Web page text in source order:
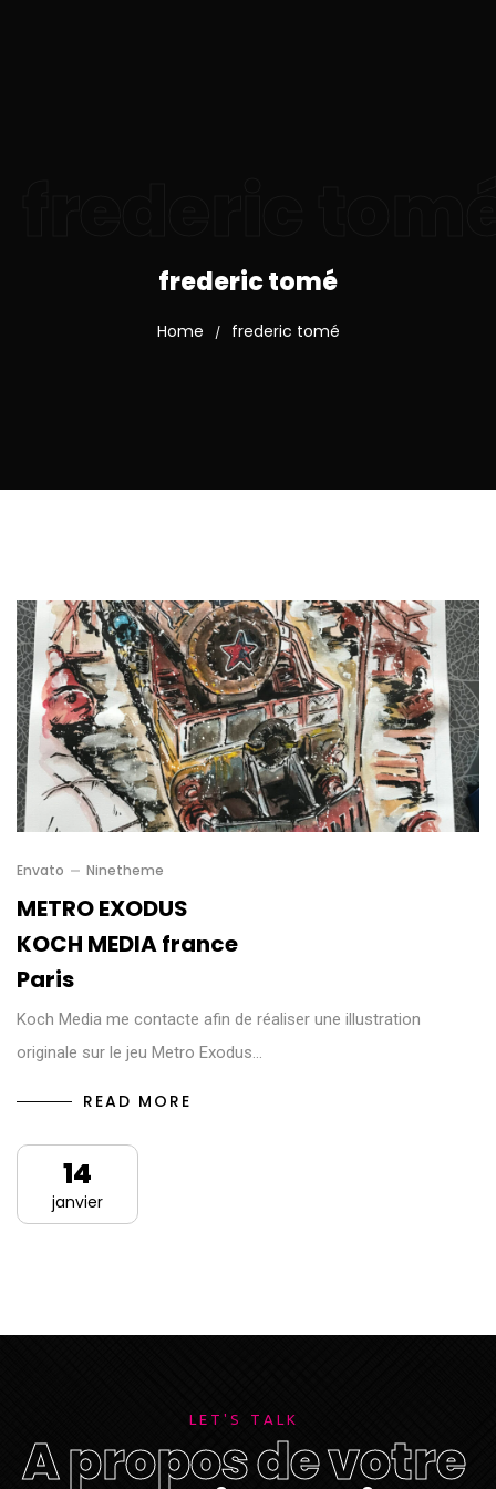
frederic tomé
Home / frederic tomé
Envato Ninetheme
METRO EXODUS
KOCH MEDIA france
Paris
Koch Media me contacte afin de réaliser une illustration
originale sur le jeu Metro Exodus...
READ MORE
14
janvier
L E T ' S T A L K
Aproposdevotre